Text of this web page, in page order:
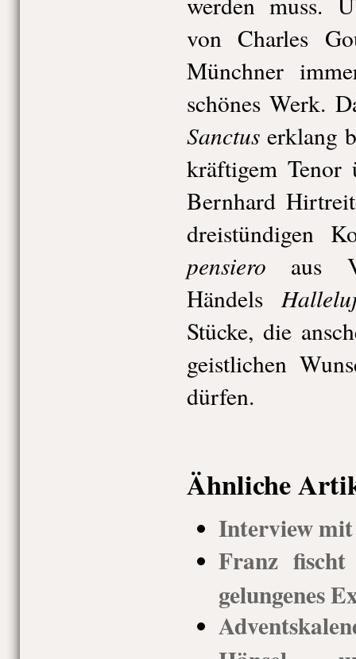
von Charles
Münchner
schönes Werk.
Sanctuserklang
kräftigem Tenor
Bernhard
dreistündigen
pensiero aus
Händels
Stücke, die
geistlichen
dürfen.
Ähnliche
Interview
Franz
gelungenes